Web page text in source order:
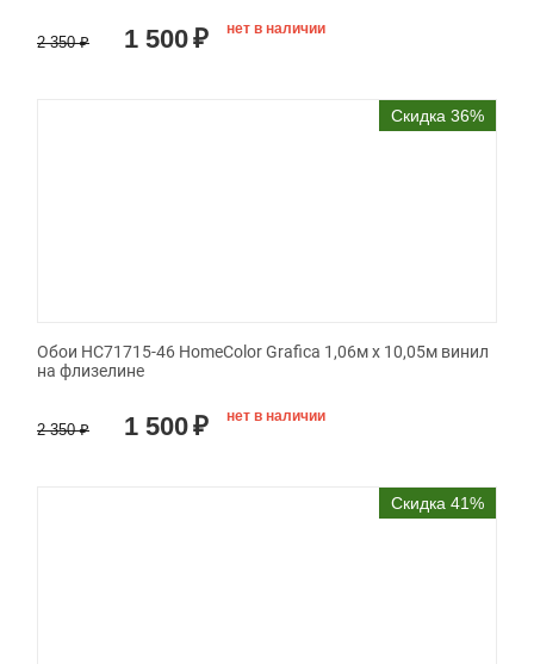
2 350 ₽ 1 500₽ нет в наличии
Скидка 36%
Обои HC71715-46 HomeColor Grafica 1,06м х 10,05м винил
на флизелине
2 350 ₽ 1 500₽ нет в наличии
Скидка 41%